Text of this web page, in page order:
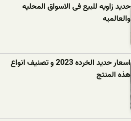
حدید زاویه للبیع فی الاسواق المحلیه
والعالمیه
اسعار حدید الخرده 2023 و تصنیف انواع
هذه المنتج